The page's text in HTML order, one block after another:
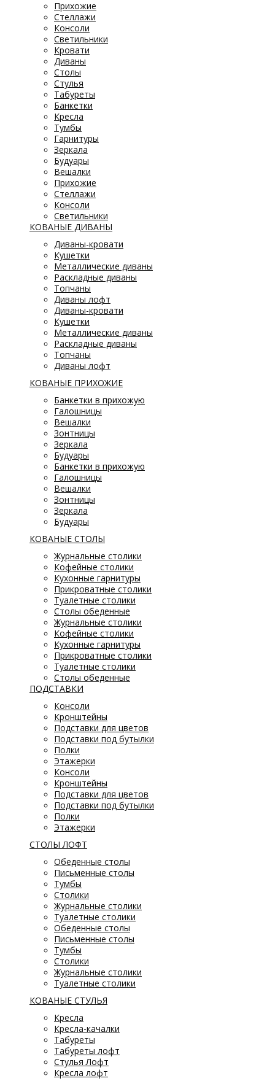
Прихожие
Стеллажи
Консоли
Светильники
Кровати
Диваны
Столы
Стулья
Табуреты
Банкетки
Кресла
Тумбы
Гарнитуры
Зеркала
Будуары
Вешалки
Прихожие
Стеллажи
Консоли
Светильники
КОВАНЫЕ ДИВАНЫ
Диваны-кровати
Кушетки
Металлические диваны
Раскладные диваны
Топчаны
Диваны лофт
Диваны-кровати
Кушетки
Металлические диваны
Раскладные диваны
Топчаны
Диваны лофт
КОВАНЫЕ ПРИХОЖИЕ
Банкетки в прихожую
Галошницы
Вешалки
Зонтницы
Зеркала
Будуары
Банкетки в прихожую
Галошницы
Вешалки
Зонтницы
Зеркала
Будуары
КОВАНЫЕ СТОЛЫ
Журнальные столики
Кофейные столики
Кухонные гарнитуры
Прикроватные столики
Туалетные столики
Столы обеденные
Журнальные столики
Кофейные столики
Кухонные гарнитуры
Прикроватные столики
Туалетные столики
Столы обеденные
ПОДСТАВКИ
Консоли
Кронштейны
Подставки для цветов
Подставки под бутылки
Полки
Этажерки
Консоли
Кронштейны
Подставки для цветов
Подставки под бутылки
Полки
Этажерки
СТОЛЫ ЛОФТ
Обеденные столы
Письменные столы
Тумбы
Столики
Журнальные столики
Туалетные столики
Обеденные столы
Письменные столы
Тумбы
Столики
Журнальные столики
Туалетные столики
КОВАНЫЕ СТУЛЬЯ
Кресла
Кресла-качалки
Табуреты
Табуреты лофт
Стулья Лофт
Кресла лофт